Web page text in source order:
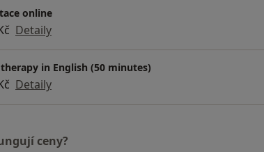
online
Detaily
in English (50 minutes)
Detaily
ceny?